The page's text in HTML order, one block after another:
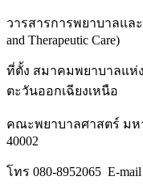
วารสารการพยาบาลแล
and Therapeutic Care)
ที่ตั้ง สมาคมพยาบาลแห่
ตะวันออกเฉียงเหนือ
คณะพยาบาลศาสตร์ มห
40002
โทร 080-8952065 E-mail